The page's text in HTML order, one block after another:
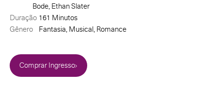
Bode, Ethan Slater
Duração 161 Minutos
Gênero
Fantasia, Musical, Romance
Comprar Ingresso